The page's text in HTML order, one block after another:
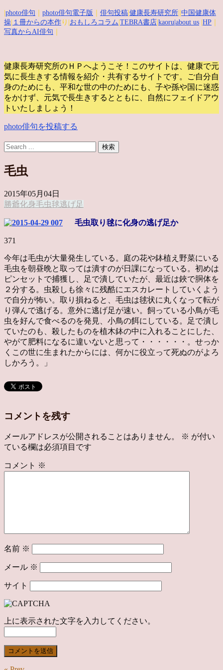
photo俳句 photo俳句電子版 俳句投稿 健康長寿研究所 中国健康体
操 １冊からの本作 り| おもしろコラム TEBRA書店 kaoru |about us HP
写真からAI俳句
健康長寿研究所のＨＰへようこそ！このサイトは、健康で元
気に長生きする情報を紹介・共有するサイトです。
ご自分自
身のためにも、平和な世の中のためにも、子や孫や国に迷惑
をかけず、元気で長生きするとともに、自然にフェイドアウ
トいたしましょう！
photo俳句を投稿する
毛虫
2015年05月04日
勝爺化身毛虫毬逃げ足
毛虫取り毬に化身の逃げ足か
371
今年は毛虫が大量発生している。庭の花や鉢植え野菜にいる
毛虫を朝昼晩と取っては潰すのが日課になっている。初めは
ピンセットで捕獲し、足で潰していたが、最近は鋏で胴体を
２分する。虫殺しも徐々に残酷にエスカレートしていくよう
で自分が怖い。取り損ねると、毛虫は毬状に丸くなって転が
り弾んで逃げる。意外に逃げ足が速い。飼っている小鳥が毛
虫を好んで食べるのを発見、小鳥の餌にしている。足で潰し
ていたのも、殺したものを植木鉢の中に入れることにした、
やがて肥料になるに違いないと思って・・・・・・。せっか
くこの世に生まれたからには、何かに役立って死ぬのがよろ
しかろう。」
コメントを残す
メールアドレスが公開されることはありません。 ※ が付い
ている欄は必須項目です
コメント ※
名前 ※
メール ※
サイト
上に表示された文字を入力してください。